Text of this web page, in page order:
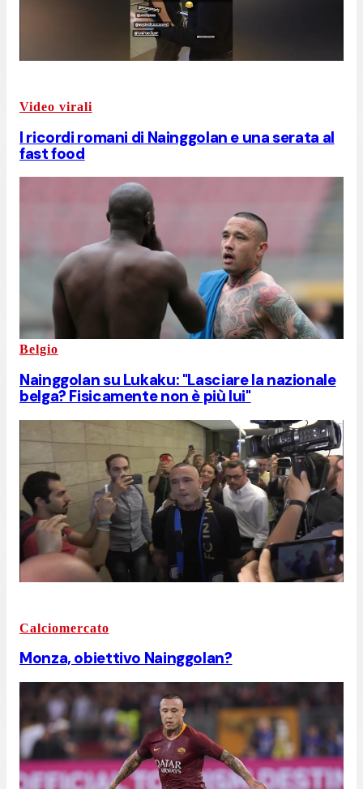
Video virali
I ricordi romani di Nainggolan e una serata al
fast food
Belgio
Nainggolan su Lukaku: "Lasciare la nazionale
belga? Fisicamente non è più lui"
Calciomercato
Monza, obiettivo Nainggolan?